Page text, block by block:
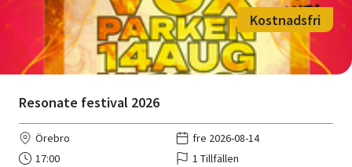
Resonate festival 2026
Kostnadsfri
Örebro
fre 2026-08-14
17:00
1 Tillfällen